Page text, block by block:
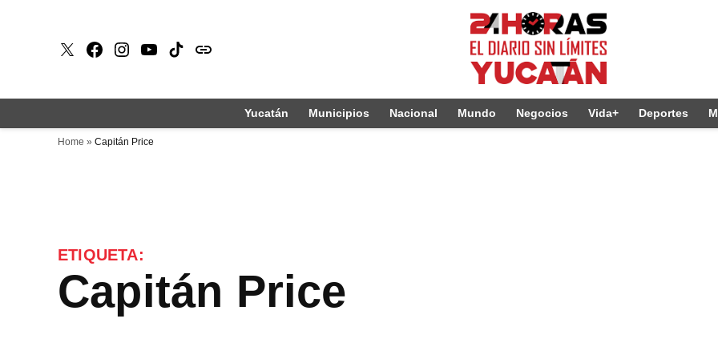
X Faceboook
Instagram
Youtube
Tiktokissuu
Yucatán Municipios Nacional Mundo Negocios Vida+ Deportes
Home » Capitán Price
ETIQUETA:
Capitán Price